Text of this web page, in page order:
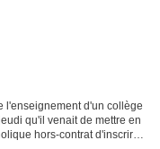
l'enseignement d'un collège
qu'il venait de mettre en
hors-contrat d'inscrire